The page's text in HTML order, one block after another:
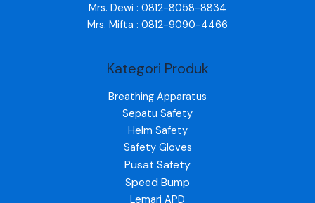
Mrs. Dewi : 0812-8058-8834
Mrs. Mifta : 0812-9090-4466
Kategori Produk
Breathing Apparatus
Sepatu Safety
Helm Safety
Safety Gloves
Pusat Safety
Speed Bump
Lemari APD